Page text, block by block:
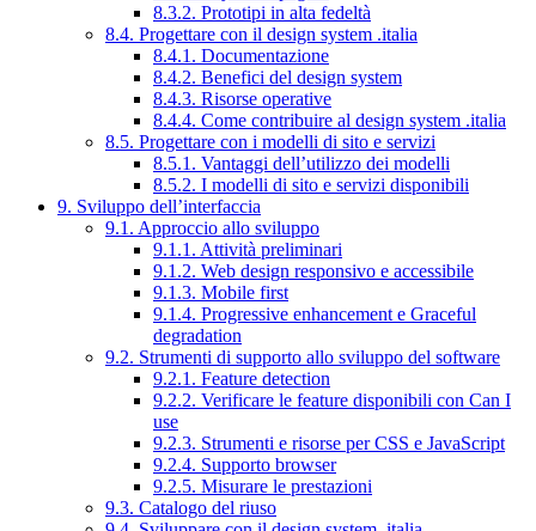
8.3.2. Prototipi in alta fedeltà
8.4. Progettare con il design system .italia
8.4.1. Documentazione
8.4.2. Benefici del design system
8.4.3. Risorse operative
8.4.4. Come contribuire al design system .italia
8.5. Progettare con i modelli di sito e servizi
8.5.1. Vantaggi dell’utilizzo dei modelli
8.5.2. I modelli di sito e servizi disponibili
9. Sviluppo dell’interfaccia
9.1. Approccio allo sviluppo
9.1.1. Attività preliminari
9.1.2. Web design responsivo e accessibile
9.1.3. Mobile first
9.1.4. Progressive enhancement e Graceful
degradation
9.2. Strumenti di supporto allo sviluppo del software
9.2.1. Feature detection
9.2.2. Verificare le feature disponibili con Can I
use
9.2.3. Strumenti e risorse per CSS e JavaScript
9.2.4. Supporto browser
9.2.5. Misurare le prestazioni
9.3. Catalogo del riuso